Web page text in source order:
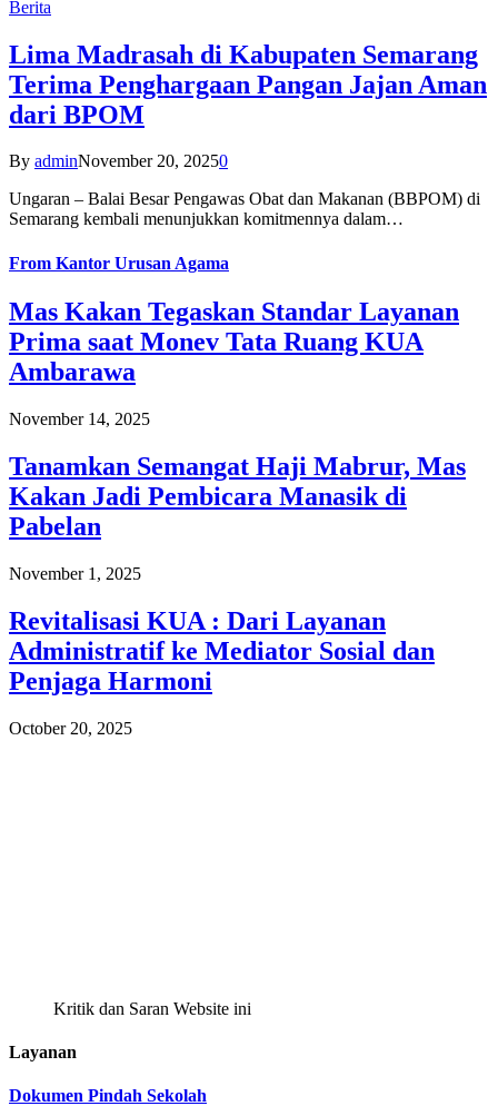
Berita
Lima Madrasah di Kabupaten Semarang
Terima Penghargaan Pangan Jajan Aman
dari BPOM
By adminNovember 20, 20250
Ungaran – Balai Besar Pengawas Obat dan Makanan (BBPOM) di
Semarang kembali menunjukkan komitmennya dalam…
From Kantor Urusan Agama
Mas Kakan Tegaskan Standar Layanan
Prima saat Monev Tata Ruang KUA
Ambarawa
November 14, 2025
Tanamkan Semangat Haji Mabrur, Mas
Kakan Jadi Pembicara Manasik di
Pabelan
November 1, 2025
Revitalisasi KUA : Dari Layanan
Administratif ke Mediator Sosial dan
Penjaga Harmoni
October 20, 2025
Kritik dan Saran Website ini
Layanan
Dokumen Pindah Sekolah